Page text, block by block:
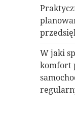
W jaki
komfort